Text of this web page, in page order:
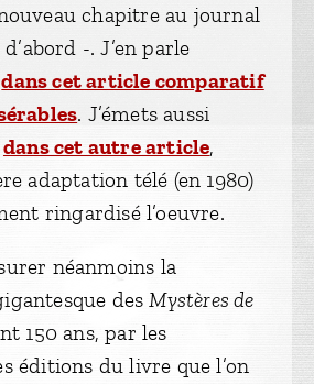
chapitre au journal
-. J’en parle
dans cet article comparatif
. J’émets aussi
dans cet autre article,
adaptation télé (en 1980)
ringardisé l’oeuvre.
néanmoins la
desMystères de
150 ans, par les
éditions du livre que l’on